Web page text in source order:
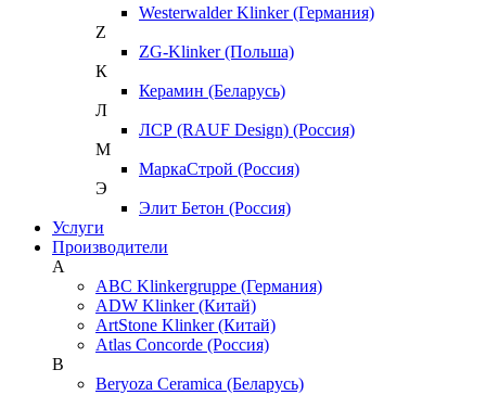
Westerwalder Klinker (Германия)
Z
ZG-Klinker (Польша)
К
Керамин (Беларусь)
Л
ЛСР (RAUF Design) (Россия)
М
МаркаСтрой (Россия)
Э
Элит Бетон (Россия)
Услуги
Производители
A
ABC Klinkergruppe (Германия)
ADW Klinker (Китай)
ArtStone Klinker (Китай)
Atlas Concorde (Россия)
B
Beryoza Ceramica (Беларусь)